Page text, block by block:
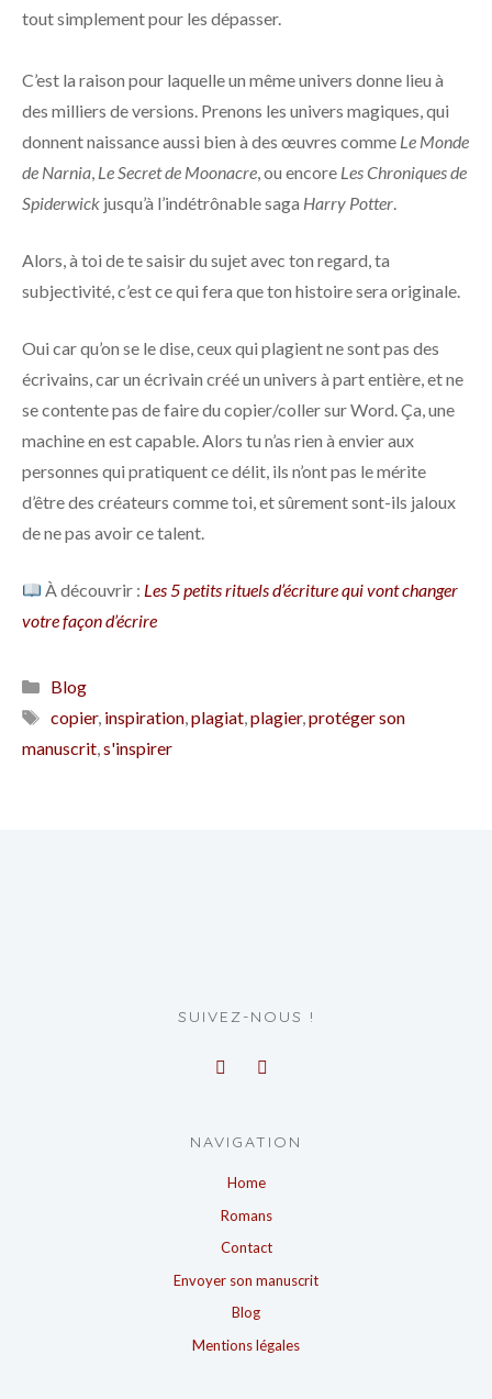
tout simplement pour les dépasser.
C’est la raison pour laquelle un même univers donne lieu à
des milliers de versions. Prenons les univers magiques, qui
donnent naissance aussi bien à des œuvres comme Le Monde
de Narnia, Le Secret de Moonacre, ou encore Les Chroniques de
Spiderwick jusqu’à l’indétrônable saga Harry Potter.
Alors, à toi de te saisir du sujet avec ton regard, ta
subjectivité, c’est ce qui fera que ton histoire sera originale.
Oui car qu’on se le dise, ceux qui plagient ne sont pas des
écrivains, car un écrivain créé un univers à part entière, et ne
se contente pas de faire du copier/coller sur Word. Ça, une
machine en est capable. Alors tu n’as rien à envier aux
personnes qui pratiquent ce délit, ils n’ont pas le mérite
d’être des créateurs comme toi, et sûrement sont-ils jaloux
de ne pas avoir ce talent.
À découvrir : Les 5 petits rituels d’écriture qui vont changer
votre façon d’écrire
Catégories
Blog
Étiquettes
copier, inspiration,plagiat,plagier,protéger son
manuscrit,s'inspirer
SUIVEZ-NOUS !
NAVIGATION
Home
Romans
Contact
Envoyer son manuscrit
Blog
Mentions légales